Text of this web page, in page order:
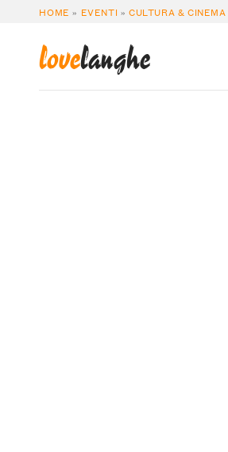
HOME » EVENTI »CULTURA & CINEMA
lovelanghe